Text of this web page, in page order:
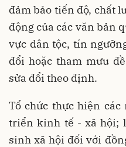
đảm bảo tiến độ, chất
động của các văn bản
vực dân tộc, tín
đổi hoặc tham mưu
sửa đổi theo định.
Tổ chức thực hiện
triển kinh tế - xã hội;
sinh xã hội đối với